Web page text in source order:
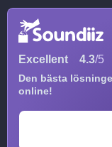
Excellent 4.3/5
Den bästa
online!